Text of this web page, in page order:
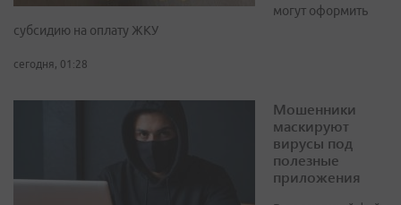
могут оформить
субсидию на оплату ЖКУ
сегодня, 01:28
Мошенники
маскируют
вирусы под
полезные
приложения